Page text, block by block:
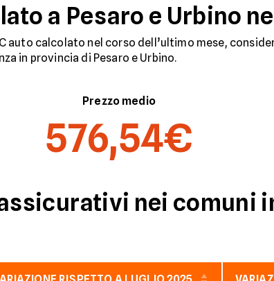
a Pesaro e Urbino
auto calcolato nel corso dell’ultimo mese,
in provincia di Pesaro e Urbino.
Prezzo medio
576,54€
nei comuni